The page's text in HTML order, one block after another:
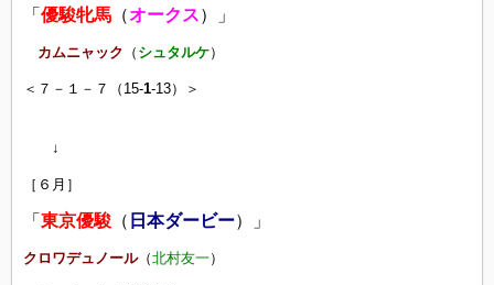
「 優駿牝馬 （オークス）」
カムニャック （ シュタルケ）
＜７－１－７（15-1-13）＞
↓
［６月］
「 東京優駿 （ 日本ダービー）」
クロワデュノール（北村友一）